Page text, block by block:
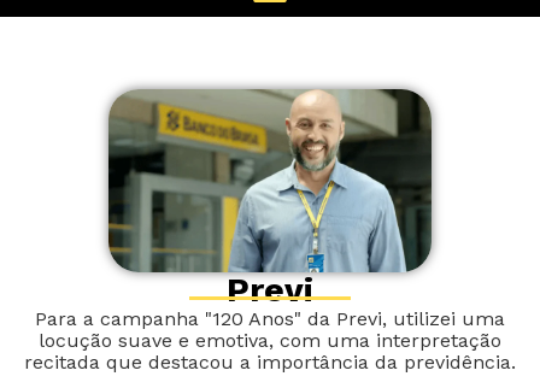
Previ
Para a campanha "120 Anos" da Previ, utilizei uma
locução suave e emotiva, com uma interpretação
recitada que destacou a importância da previdência.